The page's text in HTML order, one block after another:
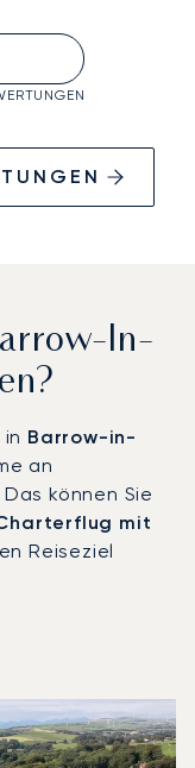
In-
Barrow-in-
an
können Sie
mit
Reiseziel